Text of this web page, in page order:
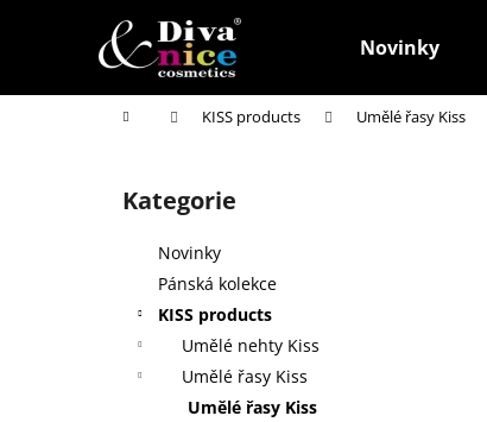
Novinky
Domů KISS products Umělé řasy Kiss
Přeskočit
kategorie
Kategorie
Novinky
Pánská kolekce
KISS products
Umělé nehty Kiss
Umělé řasy Kiss
Umělé řasy Kiss
í
Zpět
do
Zpět
do